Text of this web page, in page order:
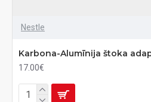
Nestle
Karbona-Alumīnija štoka
17.00€